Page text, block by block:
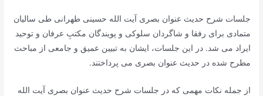
جلسات شرح حدیث عنوان بصری آیت الله حسینی طهرانی طی سالیان
متمادی برای رفقا و شاگردان سلوکی و پویندگان مکتبِ عرفان و توحید
ایراد می شد. در این جلسات، ایشان به تبیین عمیق و جامعی از مباحث
مطرح شده در حدیث عنوان بصری می پرداختند.
از جمله نکات مهمی که در جلسات شرح حدیث عنوان بصری آیت الله